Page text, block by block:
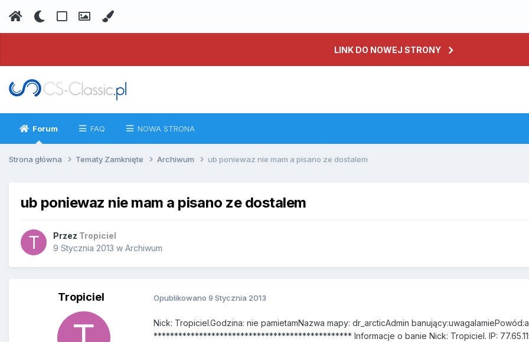
LINK DO NOWEJ STRONY
Forum FAQ NOWA STRONA
Strona główna Tematy Zamknięte Archiwum ub poniewaz nie mam a pisano ze dostalem
ub poniewaz nie mam a pisano ze dostalem
Przez Tropiciel
9 Stycznia 2013 w Archiwum
Tropiciel Opublikowano 9 Stycznia 2013
Nick: Tropiciel.Godzina: nie pamietamNazwa mapy: dr_arcticAdmin
************************************************ Informacje o banie Nick: Tropiciel. IP: